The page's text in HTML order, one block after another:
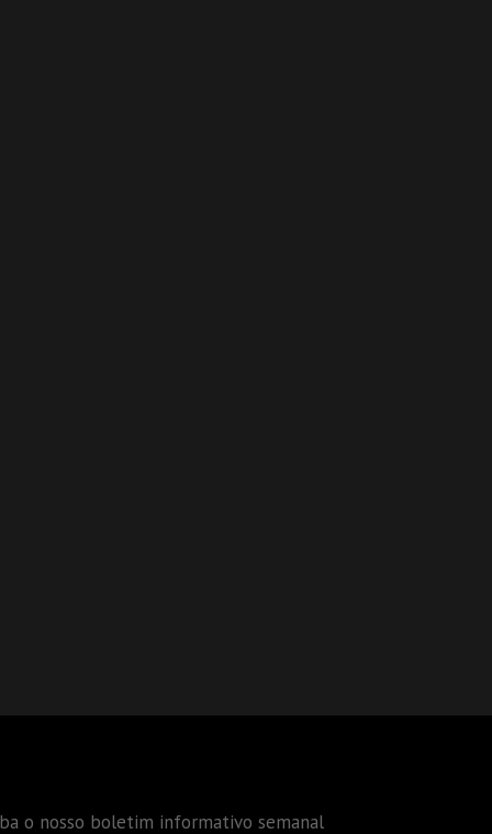
o nosso boletim informativo semanal